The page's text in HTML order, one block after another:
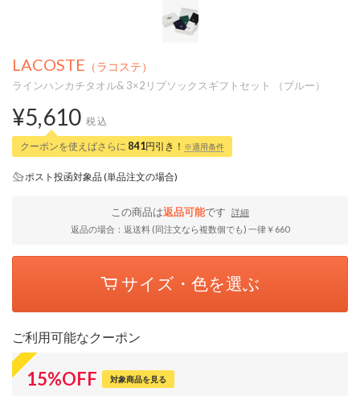
LACOSTE （ラコステ）
ラインハンカチタオル& 3×2リブソックスギフトセット （ブルー）
¥5,610 税込
クーポンを使えばさらに 841円引き！ ※適用条件
ポスト投函対象品 (単品注文の場合)
この商品は返品可能です
詳細
返品の場合：返送料 (同注文なら複数個でも) 一律￥660
サイズ・色を選ぶ
ご利用可能なクーポン
15%OFF 対象商品を見る